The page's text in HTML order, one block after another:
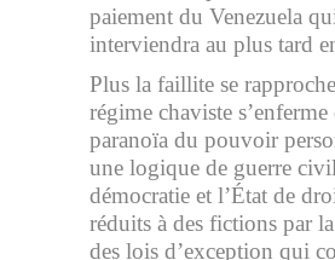
paiement du Venezuela
interviendra au plus tard
Plus la faillite se
régime chaviste s’enferme
paranoïa du pouvoir
une logique de guerre
démocratie et l’État de
réduits à des fictions par
des lois d’exception qui